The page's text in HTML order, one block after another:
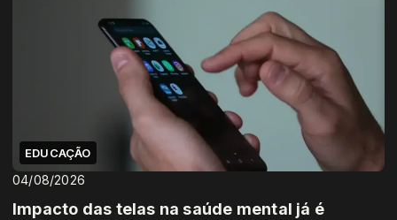
EDUCAÇÃO
04/08/2026
Impacto das telas na saúde mental já é